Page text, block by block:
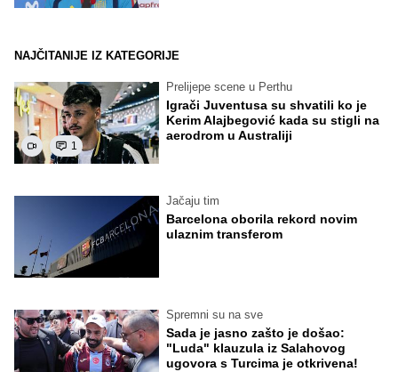
NAJČITANIJE IZ KATEGORIJE
1
Prelijepe scene u Perthu
Igrači Juventusa su shvatili ko je
Kerim Alajbegović kada su stigli na
aerodrom u Australiji
Jačaju tim
Barcelona oborila rekord novim
ulaznim transferom
Spremni su na sve
Sada je jasno zašto je došao:
"Luda" klauzula iz Salahovog
ugovora s Turcima je otkrivena!